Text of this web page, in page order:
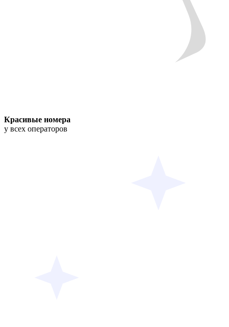
Красивые номера
у всех операторов